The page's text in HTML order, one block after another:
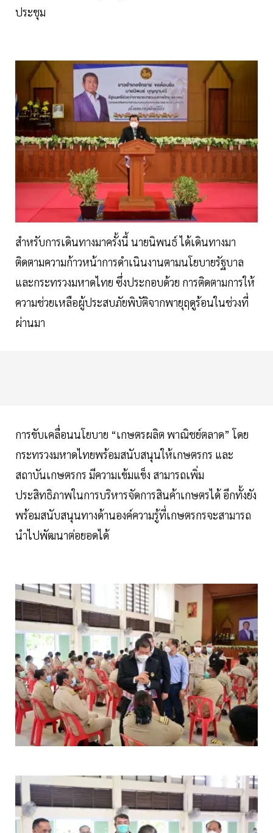
ประชุม
สำหรับการเดินทางมาครั้งนี้ นายนิพนธ์ ได้เดินทางมา
ติดตามความก้าวหน้าการดำเนินงานตามนโยบายรัฐบาล
และกระทรวงมหาดไทย ซึ่งประกอบด้วย การติดตามการให้
ความช่วยเหลือผู้ประสบภัยพิบัติจากพายุฤดูร้อนในช่วงที่
ผ่านมา
การขับเคลื่อนนโยบาย “เกษตรผลิต พาณิชย์ตลาด” โดย
กระทรวงมหาดไทยพร้อมสนับสนุนให้เกษตรกร และ
สถาบันเกษตรกร มีความเข้มแข็ง สามารถเพิ่ม
ประสิทธิภาพในการบริหารจัดการสินค้าเกษตรได้ อีกทั้งยัง
พร้อมสนับสนุนทางด้านองค์ความรู้ที่เกษตรกรจะสามารถ
นำไปพัฒนาต่อยอดได้